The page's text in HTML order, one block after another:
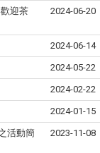
迎茶
2024-06-20
2024-06-14
2024-05-22
2024-02-22
2024-01-15
活動簡
2023-11-08